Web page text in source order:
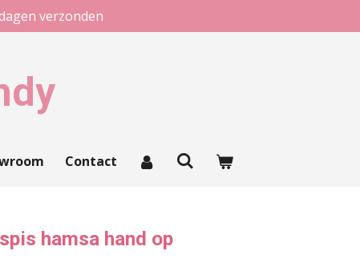
verzonden
Contact
hamsa hand op